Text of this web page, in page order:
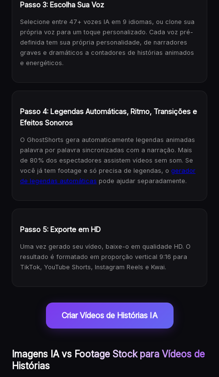
Passo 3: Escolha Sua Voz
Selecione entre 47+ vozes IA em 9 idiomas, ou clone sua
própria voz para um toque personalizado. Cada voz pré-
definida tem sua própria personalidade, de narradores
graves e dramáticos a contadores de histórias animados
e energéticos.
Passo 4: Legendas Automáticas, Ritmo, Transições e
Efeitos Sonoros
O GhostShorts gera automaticamente legendas animadas
palavra por palavra sincronizadas com a narração. Mais
de 80% dos espectadores assistem vídeos sem som. Se
você já tem footage e só precisa de legendas, o gerador
de legendas automáticas pode ajudar separadamente.
Passo 5: Exporte em HD
Uma vez gerado seu vídeo, baixe-o em qualidade HD. O
resultado é formatado em proporção vertical 9:16 para
TikTok, YouTube Shorts, Instagram Reels e Kwai.
Criar Vídeos de Histórias IA
Imagens IA vs Footage Stock para Vídeos de
Histórias